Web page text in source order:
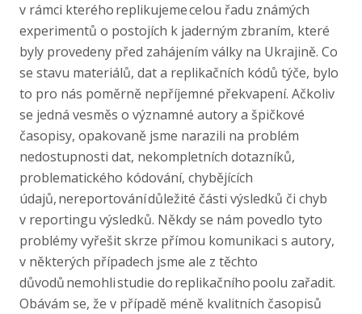
v rámci kterého replikujeme celou řadu známých
experimentů o postojích k jaderným zbraním, které
byly provedeny před zahájením války na Ukrajině. Co
se stavu materiálů, dat a replikačních kódů týče, bylo
to pro nás poměrně nepříjemné překvapení. Ačkoliv
se jedná vesměs o významné autory a špičkové
časopisy, opakovaně jsme narazili na problém
nedostupnosti dat, nekompletních dotazníků,
problematického kódování, chybějících
údajů, nereportování důležité části výsledků či chyb
v reportingu výsledků. Někdy se nám povedlo tyto
problémy vyřešit skrze přímou komunikaci s autory,
v některých případech jsme ale z těchto
důvodů nemohli studie do replikačního poolu zařadit.
Obávám se, že v případě méně kvalitních časopisů